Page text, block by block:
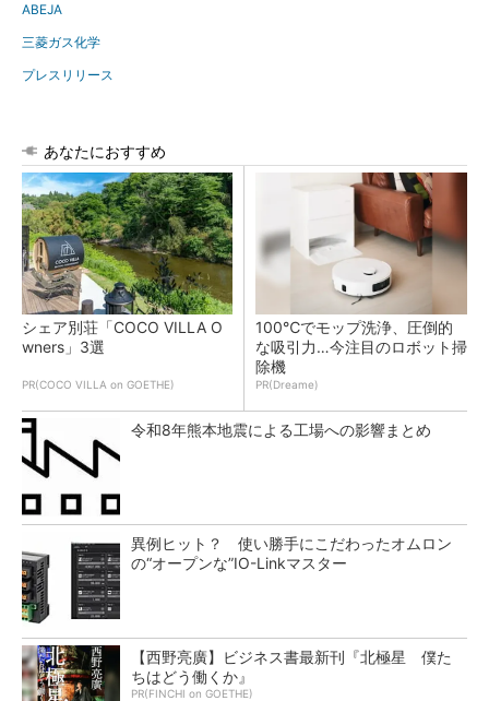
ABEJA
三菱ガス化学
プレスリリース
あなたにおすすめ
シェア別荘「COCO VILLA O
wners」3選
PR(COCO VILLA on GOETHE)
100℃でモップ洗浄、圧倒的
な吸引力…今注目のロボット掃
除機
PR(Dreame)
令和8年熊本地震による工場への影響まとめ
異例ヒット？ 使い勝手にこだわったオムロン
の“オープンな”IO-Linkマスター
【西野亮廣】ビジネス書最新刊『北極星 僕た
ちはどう働くか』
PR(FINCHI on GOETHE)